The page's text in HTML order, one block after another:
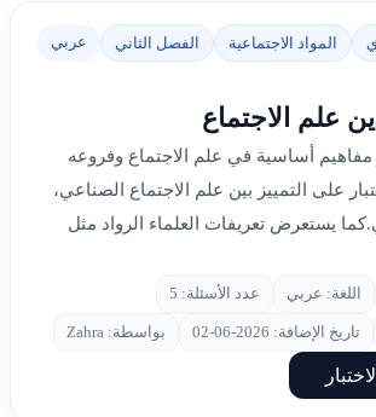
المواد الاجتماعية الفصل الثاني عربي
علم الاجتماع
مفاهيم أساسية في علم الاجتماع وفروعه
على التمييز بين علم الاجتماع الصناعي،
يستعرض تعريفات العلماء الرواد مثل
اللغة: عربي عدد الأسئلة: 5
تاريخ الإضافة: 2026-06-02 بواسطة: Zahra